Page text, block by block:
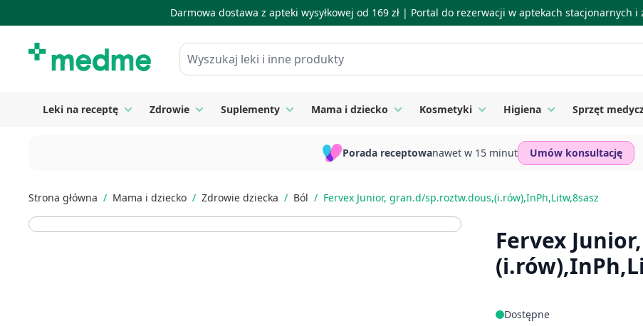
Darmowa dostawa z apteki wysyłkowej od 169 zł | Portal do rezerwacji w aptekach stacjonarnych i
Wyszukaj leki i inne produkty
Leki na receptę Toggle submenu for Leki na receptę
Zdrowie Toggle submenu for Zdrowie
Suplementy Toggle submenu for Suplementy
Mama i dziecko Toggle submenu for Mama i dziecko
Kosmetyki Toggle submenu for Kosmetyki
Higiena Toggle submenu for
Sprzęt
Porada receptowanawet w 15 minut Umów konsultację
Strona główna / Mama i dziecko / Zdrowie dziecka / Ból / Fervex Junior, gran.d/sp.roztw.dous,(i.rów),InPh,Litw,8sasz
Fervex
Dostępne